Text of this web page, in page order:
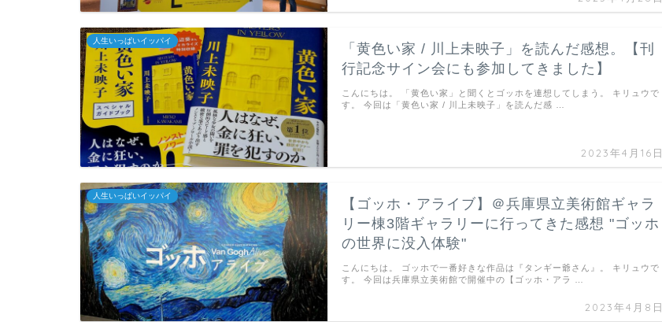
人生いっぱいイッパイ
「黄色い家 / 川上未映子」を読んだ感想。【刊
行記念サイン会にも参加してきました】
2023年4月16日
こんにちは。 「黄色い家」と聞くとゴッホを連想してしまう。 キリュウで
す。 今回は「黄色い家 / 川上未映子」を読んだ感 …
人生いっぱいイッパイ
【ゴッホ・アライブ】＠兵庫県立美術館ギャラ
リー棟3階ギャラリーに行ってきた感想 "ゴッホ
の世界に没入体験"
2023年4月8日
こんにちは。 ゴッホで一番好きな作品は『タンギー爺さん』。 キリュウで
す。 今回は兵庫県立美術館で開催中の【ゴッホ・アラ …